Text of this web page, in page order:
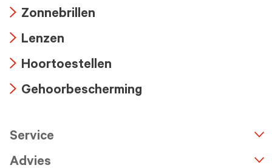
icon
icon
Zonnebrillen
icon
Lenzen
icon
Hoortoestellen
Gehoorbescherming
Service
Advies